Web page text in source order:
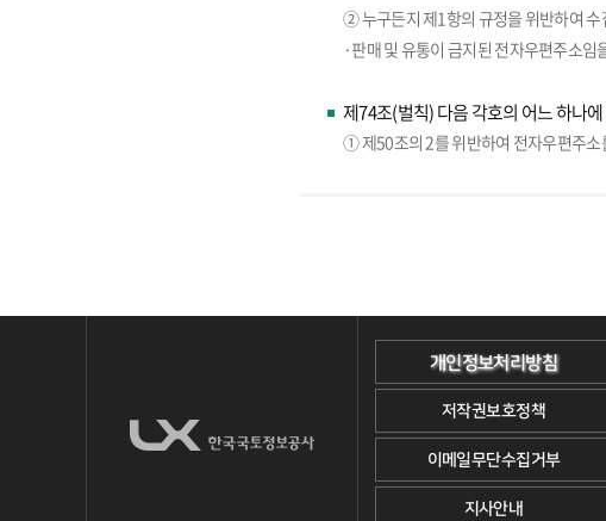
② 누구든지 제1항의 규정을 위반하여 수
·판매 및 유통이 금지된 전자우편주소
제74조(벌칙) 다음 각호의 어느 하나
① 제50조의 2를 위반하여 전자우편주소
개인정보처리방침
저작권보호정책
이메일무단수집거부
지사안내